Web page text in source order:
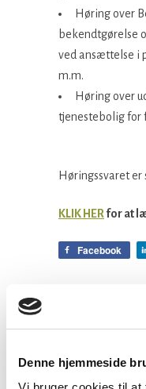
Denne hjemmeside
Høring over
bekendtgørelse
ved ansættelse i
m.m.
Høring over
tjenestebolig for
Høringssvaret
KLIK HERfor at
Facebook